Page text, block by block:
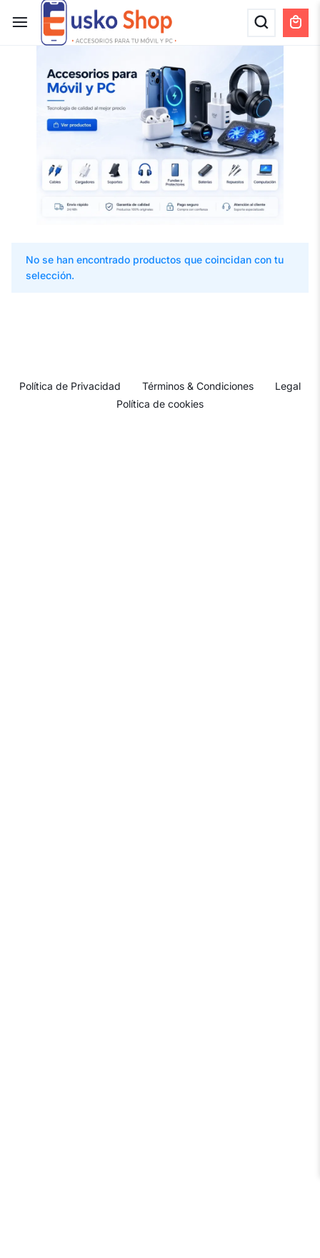
No se han encontrado productos que coincidan con tu
selección.
Política de Privacidad Términos & Condiciones
Legal
Política de cookies